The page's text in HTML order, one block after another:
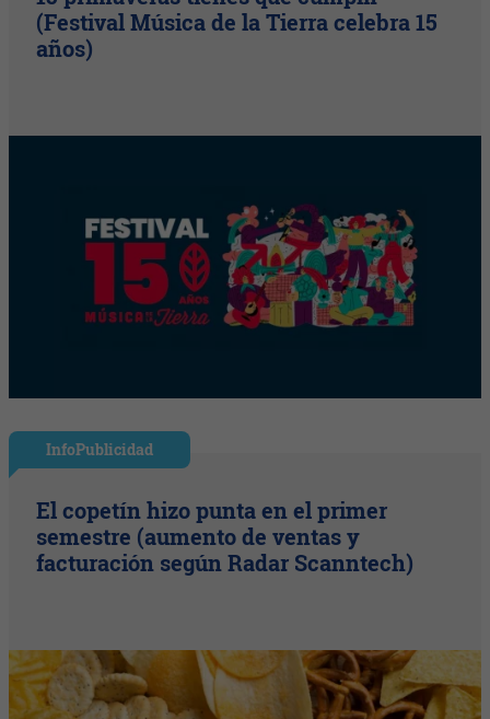
(Festival Música de la Tierra celebra 15
años)
InfoPublicidad
El copetín hizo punta en el primer
semestre (aumento de ventas y
facturación según Radar Scanntech)